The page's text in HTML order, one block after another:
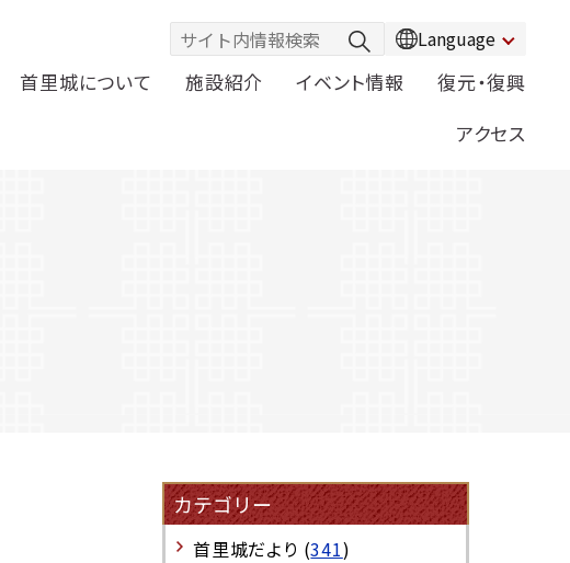
Language
首里城について 施設紹介 イベント情報
復元・復興
アクセス
カテゴリー
首里城だより (341)